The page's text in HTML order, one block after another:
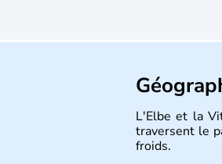
L'Elbe et la
traversent le
froids.